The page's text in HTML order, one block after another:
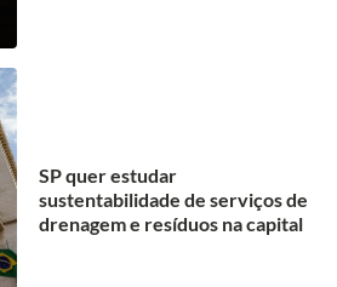
SP quer estudar
sustentabilidade de serviços de
drenagem e resíduos na capital